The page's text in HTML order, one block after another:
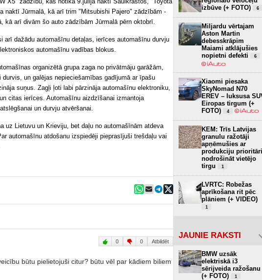
naktī Jūrmalā, kā arī trim "Mitsubishi Pajero" zādzībām -
kā arī divām šo auto zādzībām Jūrmalā pērn oktobrī.
arī dažādu automašīnu detaļas, ierīces automašīnu durvju
automašīnu vadības blokus.
organizētā grupa zaga no privātmāju garāžām,
un galējas nepieciešamības gadījumā ar īpašu
suņus. Zagļi ļoti labi pārzināja automašīnu elektroniku,
citas ierīces. Automašīnu aizdzīšanai izmantoja
un durvju atvēršanai.
uz Lietuvu un Krieviju, bet daļu no automašīnām atdeva
automašīnu atdošanu izspiedēji pieprasījuši trešdaļu vai
0 0 Atbildēt
būtu pielietojuši citur? būtu vēl par kādiem biliem
izbūve (+ FOTO)
6
Miljardu vērtajam
Aston Martin
debesskrāpim
Maiami atklājušies
nopietni defekti
6
Xiaomi piesaka
SkyNomad N70
EREV – luksusa
Eiropas tirgum (+
FOTO)
4
KEM: Trīs Latvijas
granulu ražotāji
apņēmušies ar
produkciju prioritāri
nodrošināt vietējo
tirgu
1
LVRTC: Robežas
aprīkošana rit pēc
plāniem (+ VIDEO)
1
JAUNIE RAKSTI
BMW uzsāk
elektriskā i3
sērijveida ražošanu
(+ FOTO)
1